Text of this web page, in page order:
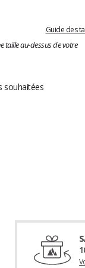
Guide des
taille au-dessus de votre
souhaitées